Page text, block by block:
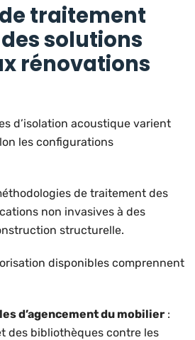
traitement
solutions
rénovations
d’isolation acoustique varient
les configurations
de traitement des
non invasives à des
structurelle.
disponibles comprennent
d’agencement du mobilier :
des bibliothèques contre les